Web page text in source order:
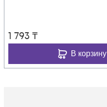
1 793 ₸
В корзину